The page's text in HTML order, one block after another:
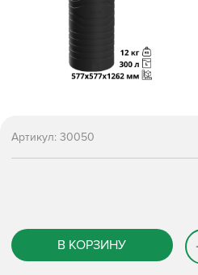
Артикул: 30050
В КОРЗИНУ